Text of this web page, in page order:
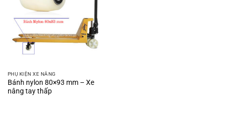
PHỤ KIỆN XE NÂNG
Bánh nylon 80×93 mm – Xe
nâng tay thấp